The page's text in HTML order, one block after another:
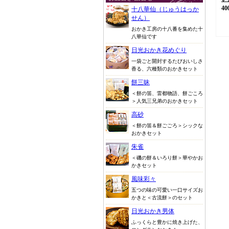
十八華仙（じゅうはっか
せん）
おかき工房の十八番を集めた十
八華仙です
日光おかき花めぐり
一袋ごと開封するたびおいしさ
香る、六種類のおかきセット
餅三昧
＜餅の笛、雷都物語、餅ごころ
＞人気三兄弟のおかきセット
高砂
＜餅の笛＆餅ごごろ＞シックな
おかきセット
朱雀
＜磯の餅＆いろり餅＞華やかお
かきセット
風味彩々
五つの味の可愛い一口サイズお
かきと＜古流餅＞のセット
日光おかき男体
ふっくらと豊かに焼き上げた、